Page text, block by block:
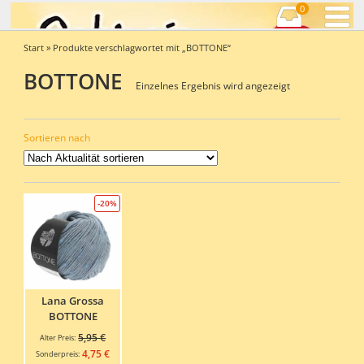
0
Start » Produkte verschlagwortet mit „BOTTONE“
BOTTONE Einzelnes Ergebnis wird angezeigt
Sortieren nach
-20%
Lana Grossa
BOTTONE
Alter Preis: 5,95€Ursprünglicher
Preis
Sonderpreis: 4,75€Aktueller